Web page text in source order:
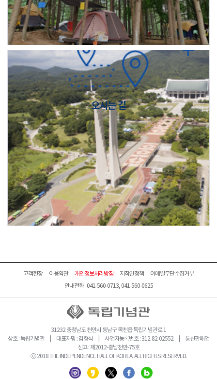
오시는 길
고객헌장 이용약관 개인정보처리방침 저작권정책
이메일무단수집거부
안내전화 041-560-0713, 041-560-0625
31232 충청남도 천안시 동남구 목천읍 독립기념관로 1
상호 : 독립기념관 | 대표자명 : 김형석 | 사업자등록번호 : 312-82-02552 | 통신판매업
신고 : 제2012-충남천안-75호
ⓒ 2018 THE INDEPENDENCE HALL OF KOREA. ALL RIGHTS RESERVED.